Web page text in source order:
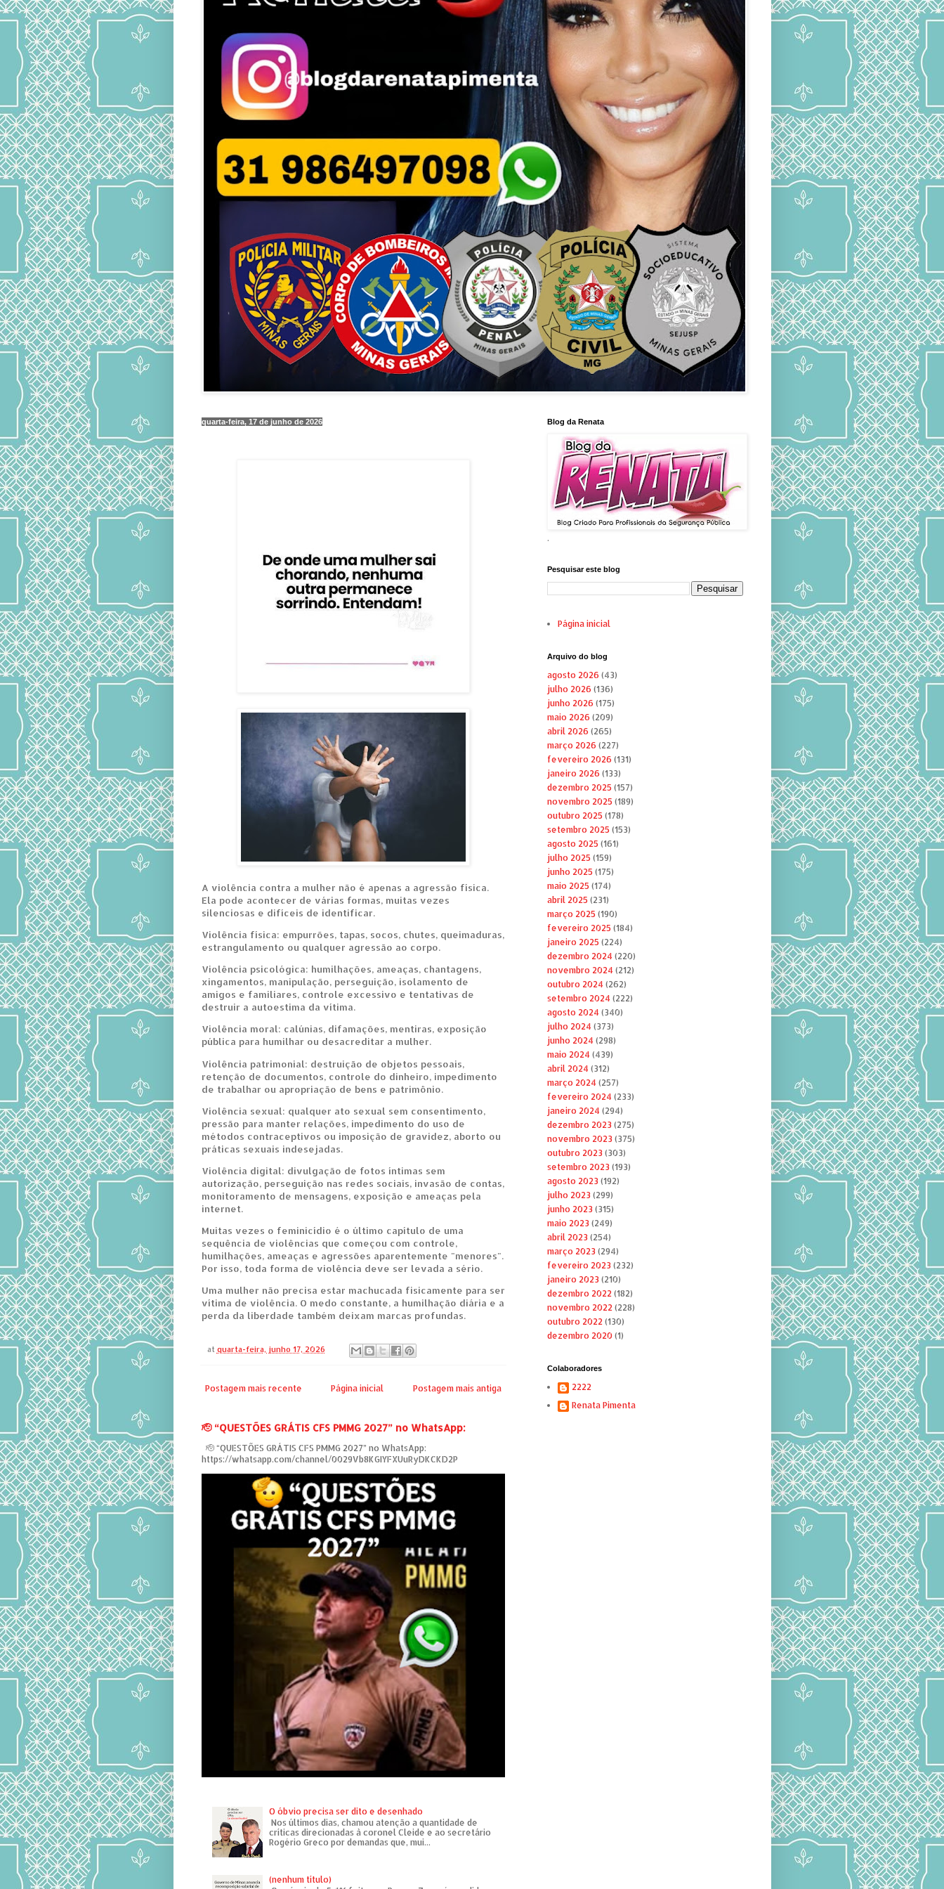
quarta-feira, 17 de junho de 2026
A violência contra a mulher não é apenas a agressão física.
Ela pode acontecer de várias formas, muitas vezes
silenciosas e difíceis de identificar.
Violência física: empurrões, tapas, socos, chutes, queimaduras,
estrangulamento ou qualquer agressão ao corpo.
Violência psicológica: humilhações, ameaças, chantagens,
xingamentos, manipulação, perseguição, isolamento de
amigos e familiares, controle excessivo e tentativas de
destruir a autoestima da vítima.
Violência moral: calúnias, difamações, mentiras, exposição
pública para humilhar ou desacreditar a mulher.
Violência patrimonial: destruição de objetos pessoais,
retenção de documentos, controle do dinheiro, impedimento
de trabalhar ou apropriação de bens e patrimônio.
Violência sexual: qualquer ato sexual sem consentimento,
pressão para manter relações, impedimento do uso de
métodos contraceptivos ou imposição de gravidez, aborto ou
práticas sexuais indesejadas.
Violência digital: divulgação de fotos íntimas sem
autorização, perseguição nas redes sociais, invasão de contas,
monitoramento de mensagens, exposição e ameaças pela
internet.
Muitas vezes o feminicídio é o último capítulo de uma
sequência de violências que começou com controle,
humilhações, ameaças e agressões aparentemente "menores".
Por isso, toda forma de violência deve ser levada a sério.
Uma mulher não precisa estar machucada fisicamente para ser
vítima de violência. O medo constante, a humilhação diária e a
perda da liberdade também deixam marcas profundas.
at quarta-feira, junho 17, 2026
Postagem mais recente Postagem mais antiga
Página inicial
‎🫡 “QUESTÕES GRÁTIS CFS PMMG 2027” no WhatsApp:
‎ 🫡 “QUESTÕES GRÁTIS CFS PMMG 2027” no WhatsApp:
https://whatsapp.com/channel/0029Vb8KGIYFXUuRyDKCKD2P
O óbvio precisa ser dito e desenhado
Nos últimos dias, chamou atenção a quantidade de
críticas direcionadas à coronel Cleide e ao secretário
Rogério Greco por demandas que, mui...
(nenhum título)
Blog da Renata
.
Pesquisar este blog
Página inicial
Arquivo do blog
agosto 2026 (43)
julho 2026 (136)
junho 2026 (175)
maio 2026 (209)
abril 2026 (265)
março 2026 (227)
fevereiro 2026 (131)
janeiro 2026 (133)
dezembro 2025 (157)
novembro 2025 (189)
outubro 2025 (178)
setembro 2025 (153)
agosto 2025 (161)
julho 2025 (159)
junho 2025 (175)
maio 2025 (174)
abril 2025 (231)
março 2025 (190)
fevereiro 2025 (184)
janeiro 2025 (224)
dezembro 2024 (220)
novembro 2024 (212)
outubro 2024 (262)
setembro 2024 (222)
agosto 2024 (340)
julho 2024 (373)
junho 2024 (298)
maio 2024 (439)
abril 2024 (312)
março 2024 (257)
fevereiro 2024 (233)
janeiro 2024 (294)
dezembro 2023(275)
novembro 2023(375)
outubro 2023(303)
setembro 2023(193)
agosto 2023(192)
julho 2023(299)
junho 2023(315)
maio 2023(249)
abril 2023(254)
março 2023(294)
fevereiro 2023(232)
janeiro 2023(210)
dezembro 2022(182)
novembro 2022(228)
outubro 2022(130)
dezembro 2020(1)
Colaboradores
2222
Renata Pimenta